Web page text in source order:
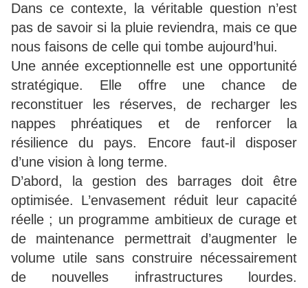
Dans ce contexte, la véritable question n’est
pas de savoir si la pluie reviendra, mais ce que
nous faisons de celle qui tombe aujourd’hui.
Une année exceptionnelle est une opportunité
stratégique. Elle offre une chance de
reconstituer les réserves, de recharger les
nappes phréatiques et de renforcer la
résilience du pays. Encore faut-il disposer
d’une vision à long terme.
D’abord, la gestion des barrages doit être
optimisée. L’envasement réduit leur capacité
réelle ; un programme ambitieux de curage et
de maintenance permettrait d’augmenter le
volume utile sans construire nécessairement
de nouvelles infrastructures lourdes.